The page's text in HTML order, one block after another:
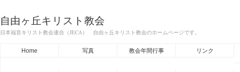
自由ヶ丘キリスト教会
日本福音キリスト教会連合（JECA） 自由ヶ丘キリスト教会のホームページです。
Home 写真 教会年間行事 リンク